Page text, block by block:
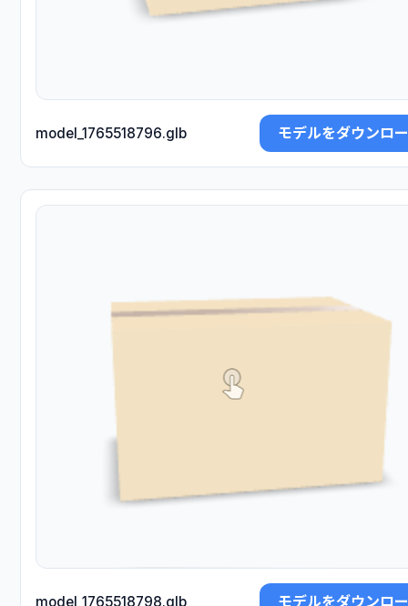
model_1765518796.glb モデルをダウンロ
model_1765518798.glb モデルをダウンロ